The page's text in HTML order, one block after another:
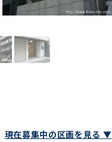
現在募集中の区画を見る ▼